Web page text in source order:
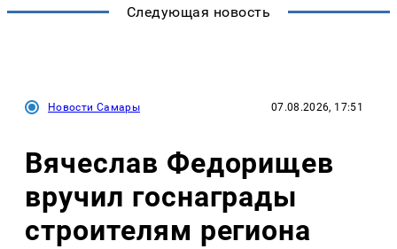
Следующая новость
Новости Самары 07.08.2026, 17:51
Вячеслав Федорищев
вручил госнаграды
строителям региона